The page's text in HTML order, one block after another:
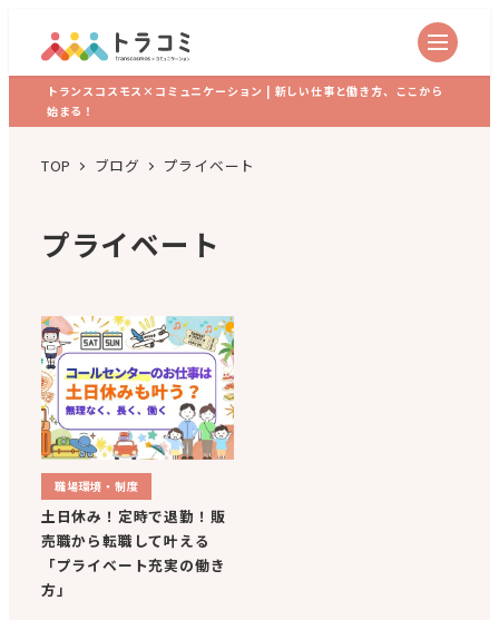
トランスコスモス×コミュニケーション | 新しい仕事と働き方、ここから
始まる！
TOP ブログ プライベート
プライベート
職場環境・制度
土日休み！定時で退勤！販
売職から転職して叶える
「プライベート充実の働き
方」